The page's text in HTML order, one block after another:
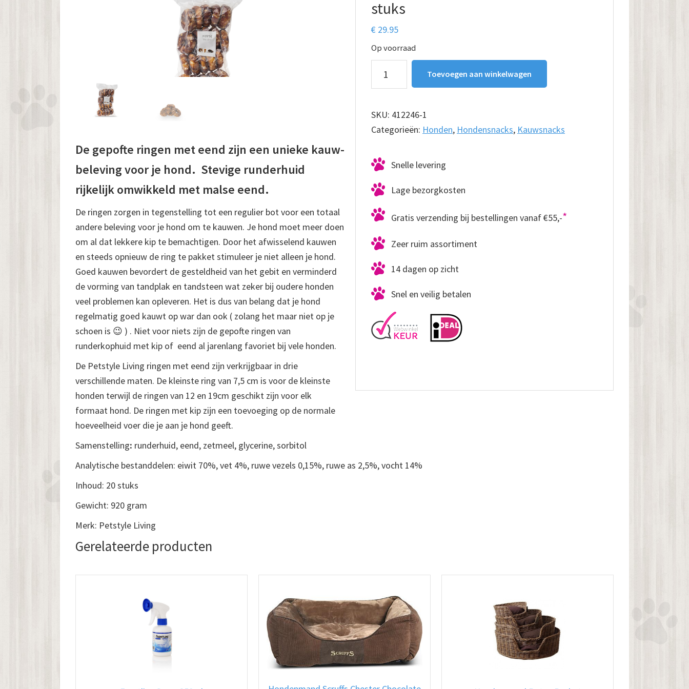
stuks
€ 29.95
Op voorraad
ring
Eend
7,5cm
stuks
aantal
Toevoegen aan winkelwagen
SKU: 412246-1
Categorieën: Honden, Hondensnacks, Kauwsnacks
Snelle levering
Lage bezorgkosten
Gratis verzending bij bestellingen vanaf €55,-*
Zeer ruim assortiment
14 dagen op zicht
Snel en veilig betalen
De gepofte ringen met eend zijn een unieke kauw-
beleving voor je hond. Stevige runderhuid
rijkelijk omwikkeld met malse eend.
De ringen zorgen in tegenstelling tot een regulier bot voor een totaal
andere beleving voor je hond om te kauwen. Je hond moet meer doen
om al dat lekkere kip te bemachtigen. Door het afwisselend kauwen
en steeds opnieuw de ring te pakket stimuleer je niet alleen je hond.
Goed kauwen bevordert de gesteldheid van het gebit en verminderd
de vorming van tandplak en tandsteen wat zeker bij oudere honden
veel problemen kan opleveren. Het is dus van belang dat je hond
regelmatig goed kauwt op war dan ook ( zolang het maar niet op je
schoen is 😉 ) . Niet voor niets zijn de gepofte ringen van
runderkophuid met kip of eend al jarenlang favoriet bij vele honden.
De Petstyle Living ringen met eend zijn verkrijgbaar in drie
verschillende maten. De kleinste ring van 7,5 cm is voor de kleinste
honden terwijl de ringen van 12 en 19cm geschikt zijn voor elk
formaat hond. De ringen met kip zijn een toevoeging op de normale
hoeveelheid voer die je aan je hond geeft.
Samenstelling: runderhuid, eend, zetmeel, glycerine, sorbitol
Analytische bestanddelen: eiwit 70%, vet 4%, ruwe vezels 0,15%, ruwe as 2,5%, vocht 14%
Inhoud: 20 stuks
Gewicht: 920 gram
Merk: Petstyle Living
Gerelateerde producten